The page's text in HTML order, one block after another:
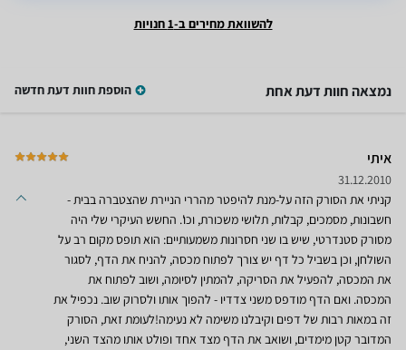
להשוואת מחירים ב-1 חנויות
נמצאה חוות דעת אחת הוספת חוות דעת חדשה
איתי
31.12.2010
קניתי את הסורק הזה על-מנת להיפטר מהררי הניירת שהצטברה בבית -
חשבונות, מסמכים, קבלות, תלושי משכורת, וכו'. החשש העיקרי שלי היה
מסורק סטנדרטי, שיש בו שני חסרונות משמעותיים: הוא תופס מקום רב על
השולחן, וכן בשביל כל דף יש צורך לפתוח מכסה, להניח את הדף, לסגור
את המכסה, להפעיל את הסריקה, להמתין לסיומה, ושוב לפתוח את
המכסה. ואם הדף מודפס משני צדדיו - להפוך אותו ולסרוק שוב. נכפיל את
זה במאות רבות של דפים וקיבלנו משימה לא נעימה!לעומת זאת, הסורק
המדובר קטן מימדים, ושואב את הדף מצד אחד ופולט אותו מהצד השני,